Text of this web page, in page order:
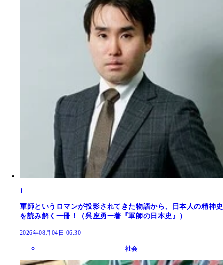
1
軍師というロマンが投影されてきた物語から、日本人の精神史
を読み解く一冊！（呉座勇一著『軍師の日本史』）
2026年08月04日 06:30
社会